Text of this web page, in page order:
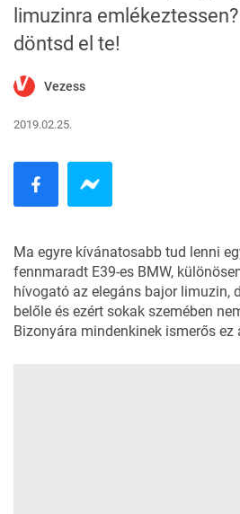
limuzinra
döntsd el te!
Vezess
2019.02.25.
Ma egyre kívánatosabb tud lenni
fennmaradt E39-es BMW,
hívogató az elegáns bajor limuzin,
belőle és ezért sokak szemében
Bizonyára mindenkinek ismerős ez